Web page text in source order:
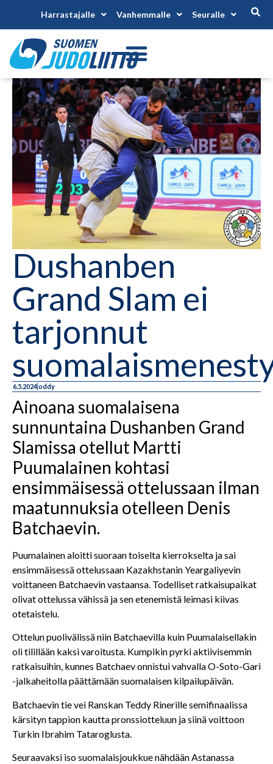
Harrastajalle Vanhemmalle Seuralle
Dushanben
Grand Slam ei
tarjonnut
6.5.2024oddy
Ainoana suomalaisena
sunnuntaina Dushanben Grand
Slamissa otellut Martti
Puumalainen kohtasi
ensimmäisessä ottelussaan ilman
maatunnuksia otelleen Denis
Batchaevin.
Puumalainen aloitti suoraan toiselta kierrokselta ja sai
ensimmäisessä ottelussaan Kazakhstanin Yeargaliyevin
voittaneen Batchaevin vastaansa. Todelliset ratkaisupaikat
olivat ottelussa vähissä ja sen etenemistä leimasi kiivas
otetaistelu.
Ottelun puolivälissä niin Batchaevilla kuin Puumalaisellakin
oli tilillään kaksi varoitusta. Kumpikin pyrki aktiivisemmin
ratkaisuihin, kunnes Batchaev onnistui vahvalla O-Soto-Gari
-jalkaheitolla päättämään suomalaisen kilpailupäivän.
Batchaevin tie vei Ranskan Teddy Rinerille semifinaalissa
kärsityn tappion kautta pronssiotteluun ja siinä voittoon
Turkin Ibrahim Tataroglusta.
Seuraavaksi iso suomalaisjoukkue nähdään Astanassa